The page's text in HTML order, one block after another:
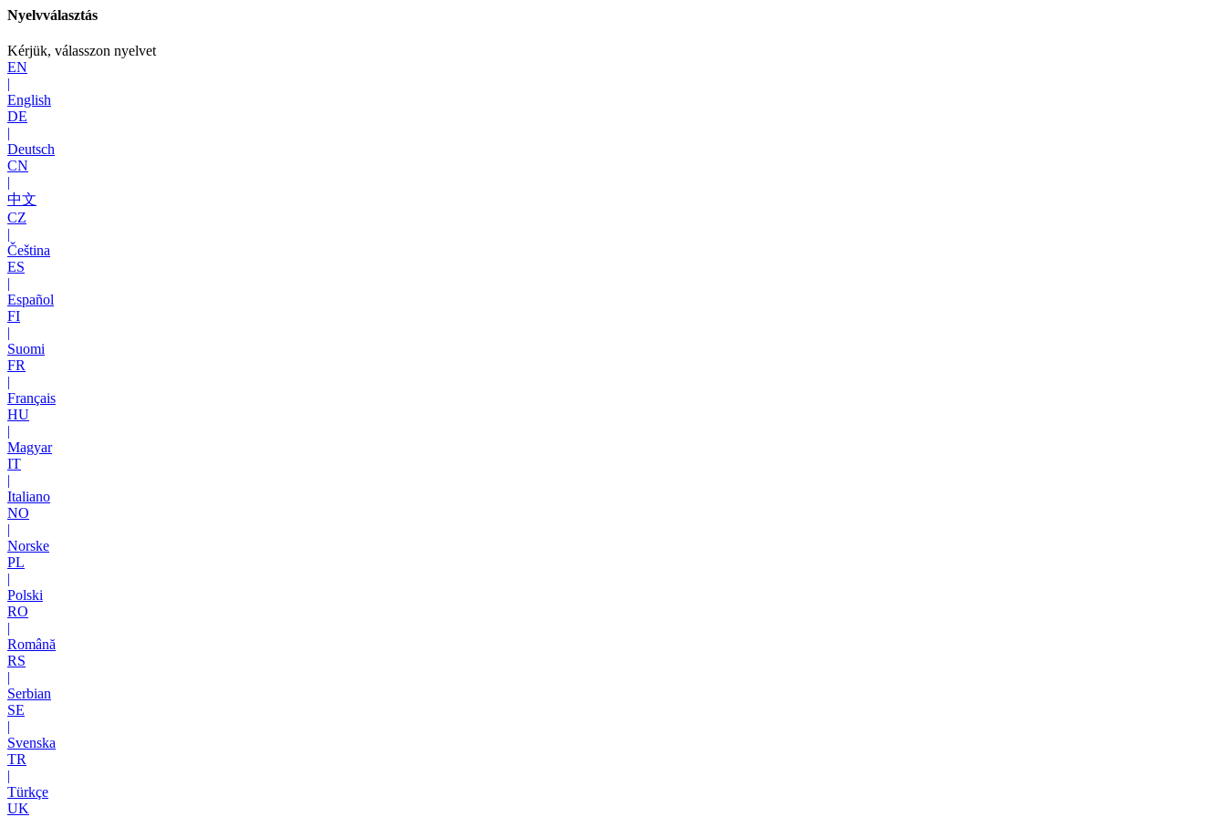
Nyelvválasztás
Kérjük, válasszon nyelvet
EN
|
English
DE
|
Deutsch
CN
|
中文
CZ
|
Čeština
ES
|
Español
FI
|
Suomi
FR
|
Français
HU
|
Magyar
IT
|
Italiano
NO
|
Norske
PL
|
Polski
RO
|
Română
RS
|
Serbian
SE
|
Svenska
TR
|
Türkçe
UK